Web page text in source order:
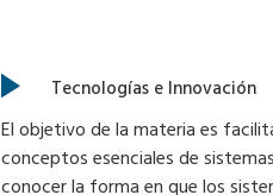
Tecnologías e Innovación
El objetivo de la materia es
conceptos esenciales de
conocer la forma en que los